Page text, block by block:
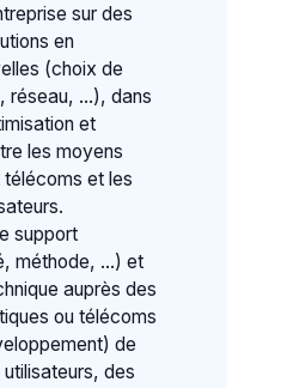
sur des
en
(choix de
réseau, ...), dans
et
les moyens
et les
support
méthode, ...) et
auprès des
ou télécoms
de
des